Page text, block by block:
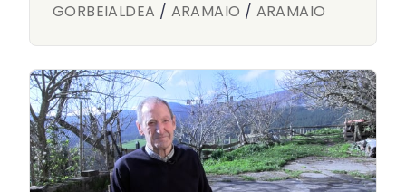
GORBEIALDEA / ARAMAIO / ARAMAIO